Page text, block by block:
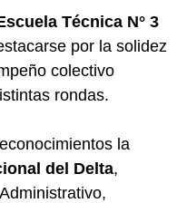
Técnica N° 3
por la solidez
colectivo
rondas.
la
del Delta,